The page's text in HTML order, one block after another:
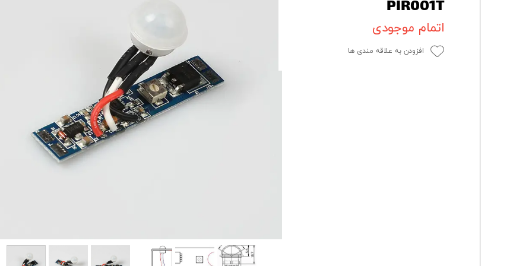
پنل ثبت قراردادهای سازمانی پرسنل
PIR001T
اتمام موجودی
افزودن به علاقه مندی ها